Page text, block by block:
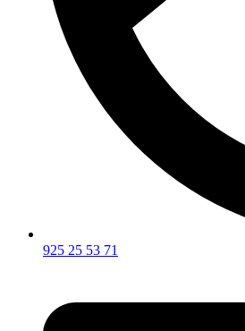
925 25 53 71